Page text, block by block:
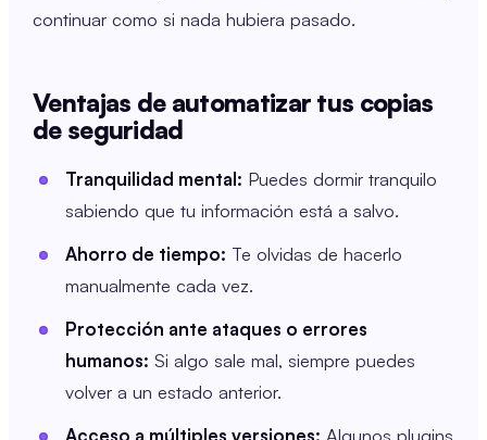
continuar como si nada hubiera pasado.
Ventajas de automatizar tus copias
de seguridad
Tranquilidad mental: Puedes dormir tranquilo
sabiendo que tu información está a salvo.
Ahorro de tiempo: Te olvidas de hacerlo
manualmente cada vez.
Protección ante ataques o errores
humanos: Si algo sale mal, siempre puedes
volver a un estado anterior.
Acceso a múltiples versiones: Algunos plugins